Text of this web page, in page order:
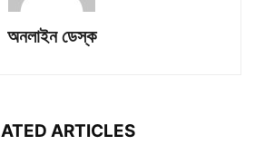
অনলাইন ডেস্ক
ARTICLES